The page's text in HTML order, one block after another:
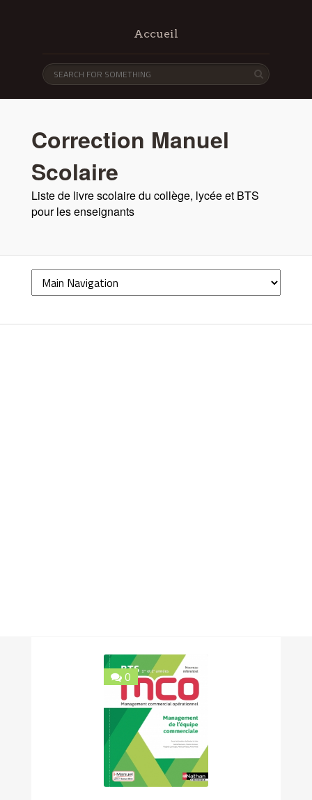
Accueil
Correction Manuel
Scolaire
Liste de livre scolaire du collège, lycée et BTS
pour les enseignants
0